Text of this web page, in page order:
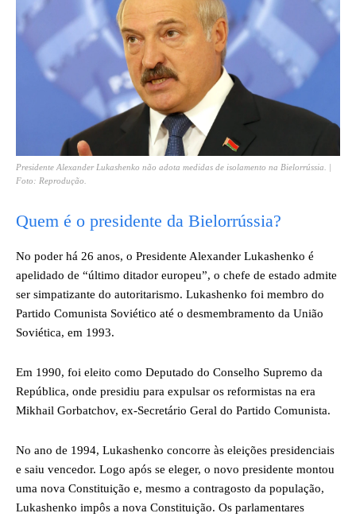
Presidente Alexander Lukashenko não adota medidas de isolamento na Bielorrússia. |
Foto: Reprodução.
Quem é o presidente da Bielorrússia?
No poder há 26 anos, o Presidente Alexander Lukashenko é
apelidado de “último ditador europeu”, o chefe de estado admite
ser simpatizante do autoritarismo. Lukashenko foi membro do
Partido Comunista Soviético até o desmembramento da União
Soviética, em 1993.
Em 1990, foi eleito como Deputado do Conselho Supremo da
República, onde presidiu para expulsar os reformistas na era
Mikhail Gorbatchov, ex-Secretário Geral do Partido Comunista.
No ano de 1994, Lukashenko concorre às eleições presidenciais
e saiu vencedor. Logo após se eleger, o novo presidente montou
uma nova Constituição e, mesmo a contragosto da população,
Lukashenko impôs a nova Constituição. Os parlamentares